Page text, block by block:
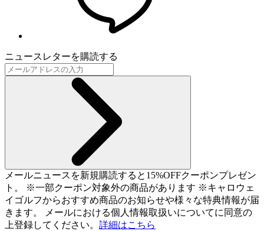
ニュースレターを購読する
メールニュースを新規購読すると15%OFFクーポンプレゼン
ト。 ※一部クーポン対象外の商品があります ※キャロウェ
イゴルフからおすすめ商品のお知らせや様々な特典情報が届
きます。 メールにおける個人情報取扱いについてに同意の
上登録してください。 詳細はこちら